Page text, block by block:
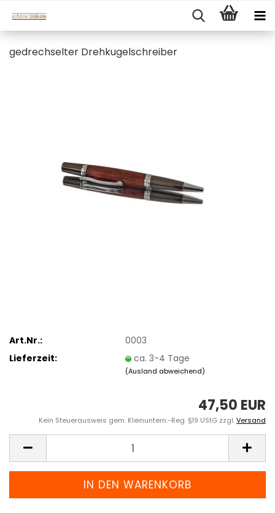
gedrechselter Drehkugelschreiber
Art.Nr.:
0003
Lieferzeit:
ca. 3-4 Tage
(Ausland abweichend)
47,50 EUR
Kein Steuerausweis gem. Kleinuntern.-Reg. §19 UStG zzgl.Versand